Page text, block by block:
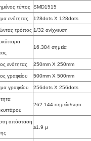
τύπος SMD1515
ενότητας 128dots Χ 128dots
τρόπος 1/32 ανίχνευση
16.384 σημεία
ενότητας 250mm X 250mm
γραφείου 500mm X 500mm
γραφείου 256dots Χ 256dots
262.144 σημεία/sqm
απόσταση
≥1.9 μ